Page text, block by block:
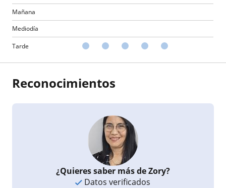
Mañana
Mediodía
Tarde
Reconocimientos
¿Quieres saber más de Zory?
Datos verificados